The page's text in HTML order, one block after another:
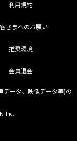
利用規約
さまへのお願い
推奨環境
会員退会
データ、映像データ等)の
Inc.